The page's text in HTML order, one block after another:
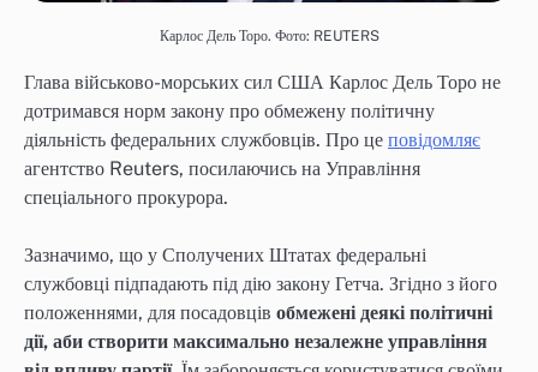
Карлос Дель Торо. Фото: REUTERS
Глава військово-морських сил США Карлос Дель Торо не
дотримався норм закону про обмежену політичну
діяльність федеральних службовців. Про це повідомляє
агентство Reuters, посилаючись на Управління
спеціального прокурора.
Зазначимо, що у Сполучених Штатах федеральні
службовці підпадають під дію закону Гетча. Згідно з його
положеннями, для посадовців обмежені деякі політичні
дії, аби створити максимально незалежне управління